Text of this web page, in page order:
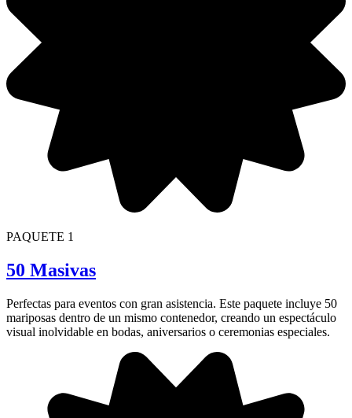
PAQUETE 1
50 Masivas
Perfectas para eventos con gran asistencia. Este paquete incluye 50
mariposas dentro de un mismo contenedor, creando un espectáculo
visual inolvidable en bodas, aniversarios o ceremonias especiales.